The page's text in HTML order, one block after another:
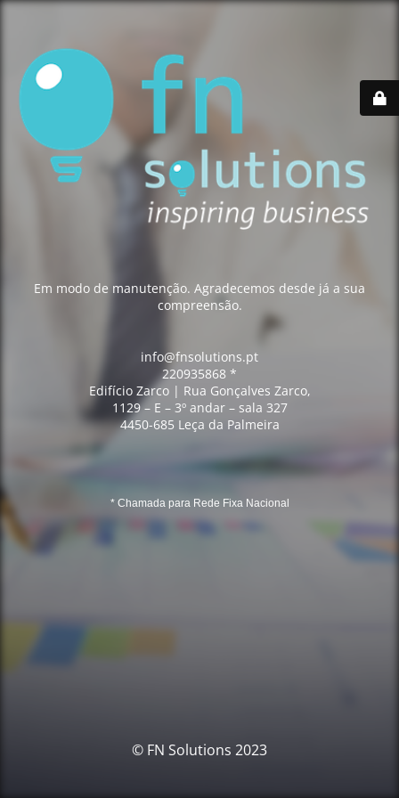
Em modo de manutenção. Agradecemos desde já a sua
compreensão.
info@fnsolutions.pt
220935868 *
Edifício Zarco | Rua Gonçalves Zarco,
1129 – E – 3º andar – sala 327
4450-685 Leça da Palmeira
* Chamada para Rede Fixa Nacional
© FN Solutions 2023